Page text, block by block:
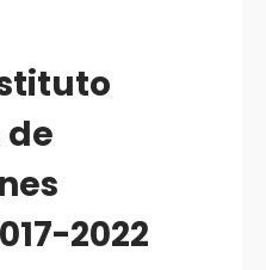
2022